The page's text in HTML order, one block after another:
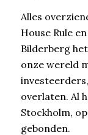
Alles
House Rule
Bilderberg
onze wereld
overlaten. Al
Stockholm,
gebonden.